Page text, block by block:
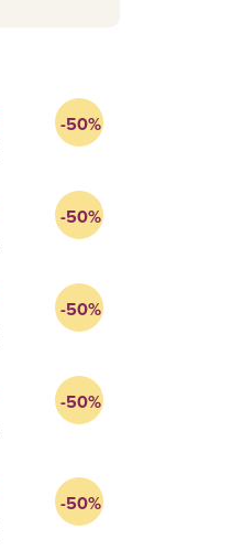
-50%
-50%
-50%
-50%
-50%